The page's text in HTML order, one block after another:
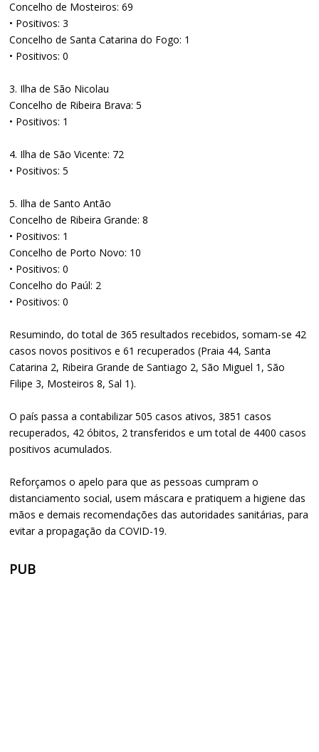
Concelho de Mosteiros: 69
• Positivos: 3
Concelho de Santa Catarina do Fogo: 1
• Positivos: 0
3. Ilha de São Nicolau
Concelho de Ribeira Brava: 5
• Positivos: 1
4. Ilha de São Vicente: 72
• Positivos: 5
5. Ilha de Santo Antão
Concelho de Ribeira Grande: 8
• Positivos: 1
Concelho de Porto Novo: 10
• Positivos: 0
Concelho do Paúl: 2
• Positivos: 0
Resumindo, do total de 365 resultados recebidos, somam-se 42
casos novos positivos e 61 recuperados (Praia 44, Santa
Catarina 2, Ribeira Grande de Santiago 2, São Miguel 1, São
Filipe 3, Mosteiros 8, Sal 1).
O país passa a contabilizar 505 casos ativos, 3851 casos
recuperados, 42 óbitos, 2 transferidos e um total de 4400 casos
positivos acumulados.
Reforçamos o apelo para que as pessoas cumpram o
distanciamento social, usem máscara e pratiquem a higiene das
mãos e demais recomendações das autoridades sanitárias, para
evitar a propagação da COVID-19.
PUB